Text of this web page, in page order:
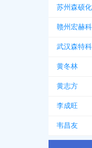
苏州森硕
赣州宏赫
武汉森特
黄冬林
黄志方
李成旺
韦昌友